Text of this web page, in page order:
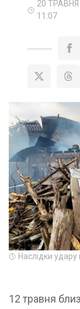
20 ТРАВНЯ
11:07
Наслідки
12 травня